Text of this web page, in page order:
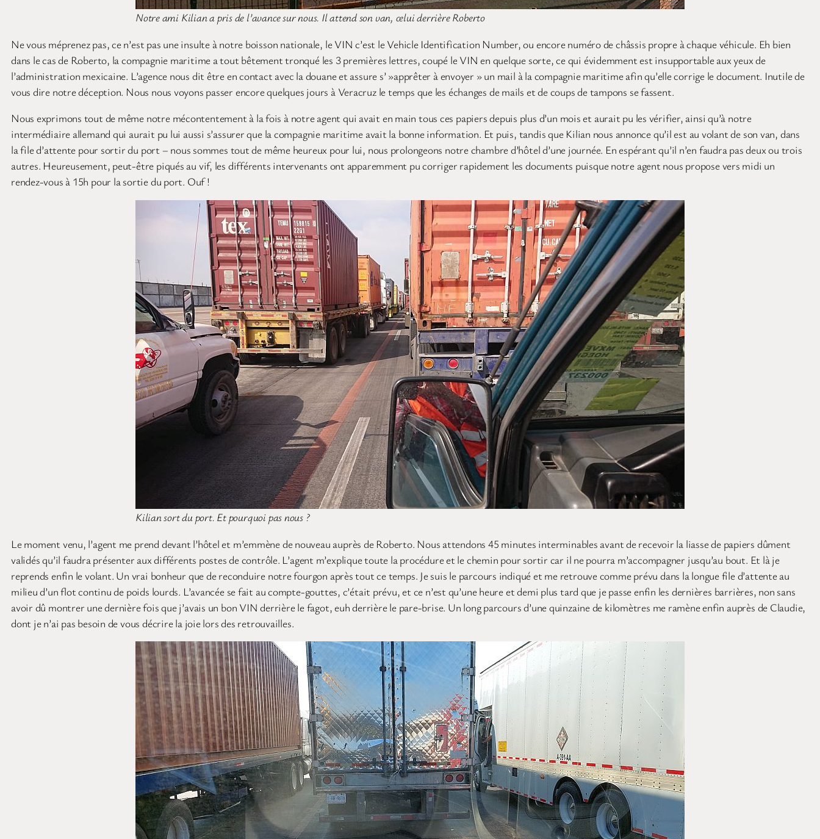
Notre ami Kilian a pris de l’avance sur nous. Il attend son van, celui derrière Roberto
Ne vous méprenez pas, ce n’est pas une insulte à notre boisson nationale, le VIN c’est le Vehicle Identification Number, ou encore numéro de châssis propre à chaque véhicule. Eh bien
dans le cas de Roberto, la compagnie maritime a tout bêtement tronqué les 3 premières lettres, coupé le VIN en quelque sorte, ce qui évidemment est insupportable aux yeux de
l’administration mexicaine. L’agence nous dit être en contact avec la douane et assure s’ »apprêter à envoyer » un mail à la compagnie maritime afin qu’elle corrige le document. Inutile de
vous dire notre déception. Nous nous voyons passer encore quelques jours à Veracruz le temps que les échanges de mails et de coups de tampons se fassent.
Nous exprimons tout de même notre mécontentement à la fois à notre agent qui avait en main tous ces papiers depuis plus d’un mois et aurait pu les vérifier, ainsi qu’à notre
intermédiaire allemand qui aurait pu lui aussi s’assurer que la compagnie maritime avait la bonne information. Et puis, tandis que Kilian nous annonce qu’il est au volant de son van, dans
la file d’attente pour sortir du port – nous sommes tout de même heureux pour lui, nous prolongeons notre chambre d’hôtel d’une journée. En espérant qu’il n’en faudra pas deux ou trois
autres. Heureusement, peut-être piqués au vif, les différents intervenants ont apparemment pu corriger rapidement les documents puisque notre agent nous propose vers midi un
rendez-vous à 15h pour la sortie du port. Ouf !
Kilian sort du port. Et pourquoi pas nous ?
Le moment venu, l’agent me prend devant l’hôtel et m’emmène de nouveau auprès de Roberto. Nous attendons 45 minutes interminables avant de recevoir la liasse de papiers dûment
validés qu’il faudra présenter aux différents postes de contrôle. L’agent m’explique toute la procédure et le chemin pour sortir car il ne pourra m’accompagner jusqu’au bout. Et là je
reprends enfin le volant. Un vrai bonheur que de reconduire notre fourgon après tout ce temps. Je suis le parcours indiqué et me retrouve comme prévu dans la longue file d’attente au
milieu d’un flot continu de poids lourds. L’avancée se fait au compte-gouttes, c’était prévu, et ce n’est qu’une heure et demi plus tard que je passe enfin les dernières barrières, non sans
avoir dû montrer une dernière fois que j’avais un bon VIN derrière le fagot, euh derrière le pare-brise. Un long parcours d’une quinzaine de kilomètres me ramène enfin auprès de Claudie,
dont je n’ai pas besoin de vous décrire la joie lors des retrouvailles.